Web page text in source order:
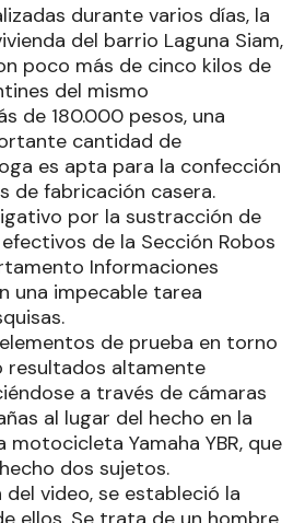
durante varios días, la
del barrio Laguna Siam,
poco más de cinco kilos de
del mismo
de 180.000 pesos, una
cantidad de
es apta para la confección
de fabricación casera.
por la sustracción de
de la Sección Robos
Informaciones
una impecable tarea
de prueba en torno
resultados altamente
a través de cámaras
al lugar del hecho en la
Yamaha YBR, que
dos sujetos.
video, se estableció la